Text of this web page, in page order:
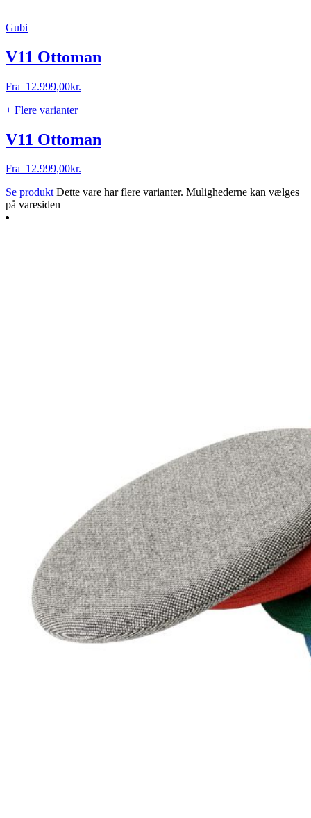
Gubi
V11 Ottoman
Fra 12.999,00kr.
+ Flere varianter
V11 Ottoman
Fra 12.999,00kr.
Se produkt Dette vare har flere varianter. Mulighederne kan vælges
på varesiden